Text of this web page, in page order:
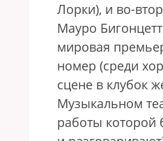
Лорки), и во-
Мауро
мировая
номер (среди
сцене в клубок
Музыкальном
работы которой